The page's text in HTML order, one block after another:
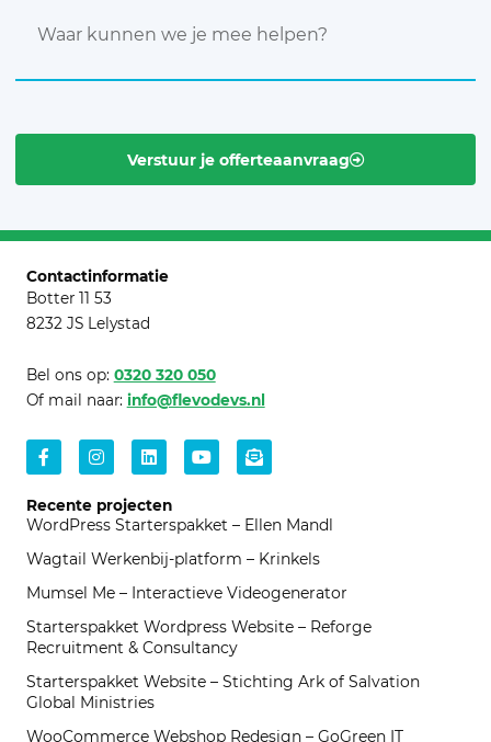
Verstuur je offerteaanvraag
Contactinformatie
Botter 11 53
8232 JS Lelystad
Bel ons op: 0320 320 050
Of mail naar: info@flevodevs.nl
Facebook-
f
Instagram
LinkedinYoutubeEnvelope-
open-
text
Recente projecten
WordPress Starterspakket – Ellen Mandl
Wagtail Werkenbij-platform – Krinkels
Mumsel Me – Interactieve Videogenerator
Starterspakket Wordpress Website – Reforge
Recruitment & Consultancy
Starterspakket Website – Stichting Ark of Salvation
Global Ministries
WooCommerce Webshop Redesign – GoGreen IT